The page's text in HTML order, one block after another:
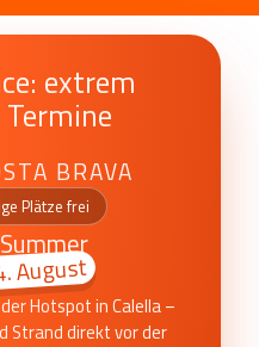
extrem
BRAVA
Plätze frei
August
Hotspot in Calella –
Strand direkt vor der